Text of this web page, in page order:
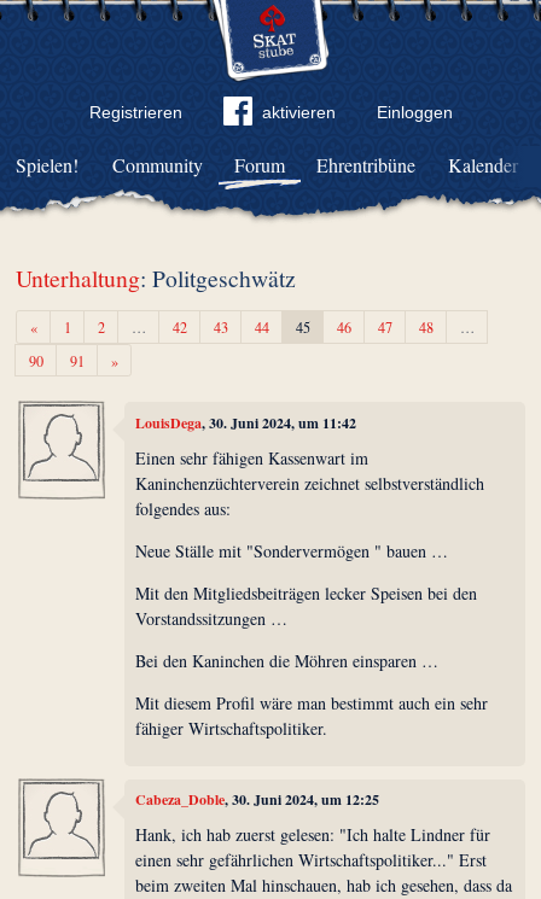
Registrieren aktivieren Einloggen
Community Forum Ehrentribüne Kalender
Spielen!
Unterhaltung: Politgeschwätz
«Zurück1 2 … 42 43 44 45 46 47 48
…
90
91 »Weiter
LouisDega, 30. Juni 2024, um 11:42
Einen sehr fähigen Kassenwart im
Kaninchenzüchterverein zeichnet selbstverständlich
folgendes aus:
Neue Ställe mit "Sondervermögen " bauen …
Mit den Mitgliedsbeiträgen lecker Speisen bei den
Vorstandssitzungen …
Bei den Kaninchen die Möhren einsparen …
Mit diesem Profil wäre man bestimmt auch ein sehr
fähiger Wirtschaftspolitiker.
Cabeza_Doble, 30. Juni 2024, um 12:25
Hank, ich hab zuerst gelesen: "Ich halte Lindner für
einen sehr gefährlichen Wirtschaftspolitiker..." Erst
beim zweiten Mal hinschauen, hab ich gesehen, dass da